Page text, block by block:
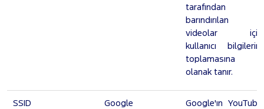
tarafından
barındırılan
videolar için
kullanıcı bilgilerini
toplamasına
olanak tanır.
SSID Google
Google'ın YouTube